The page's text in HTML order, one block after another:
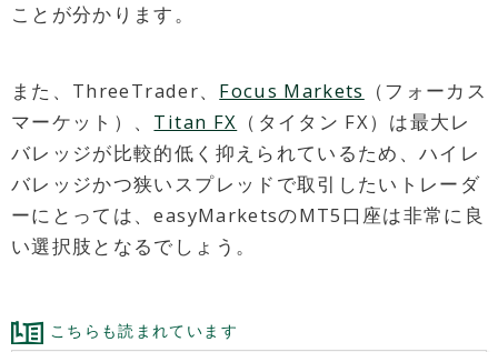
ことが分かります。
また、ThreeTrader、 Focus Markets
（フォーカス
マーケット）、 Titan FX （タイタン FX）は最大レ
バレッジが比較的低く抑えられているため、ハイレ
バレッジかつ狭いスプレッドで取引したいトレーダ
ーにとっては、easyMarketsのMT5口座は非常に良
い選択肢となるでしょう。
こちらも読まれています